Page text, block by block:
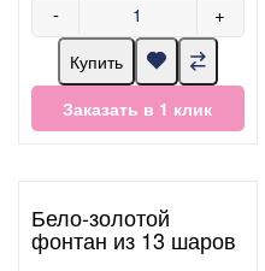
- +
Купить
Заказать в 1 клик
Бело-золотой
фонтан из 13 шаров